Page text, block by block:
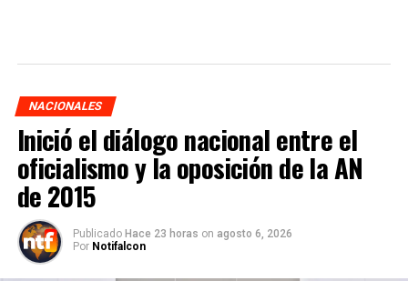
NACIONALES
Inició el diálogo nacional entre el
oficialismo y la oposición de la AN
de 2015
Publicado Hace 23 horas on agosto 6, 2026
Por Notifalcon